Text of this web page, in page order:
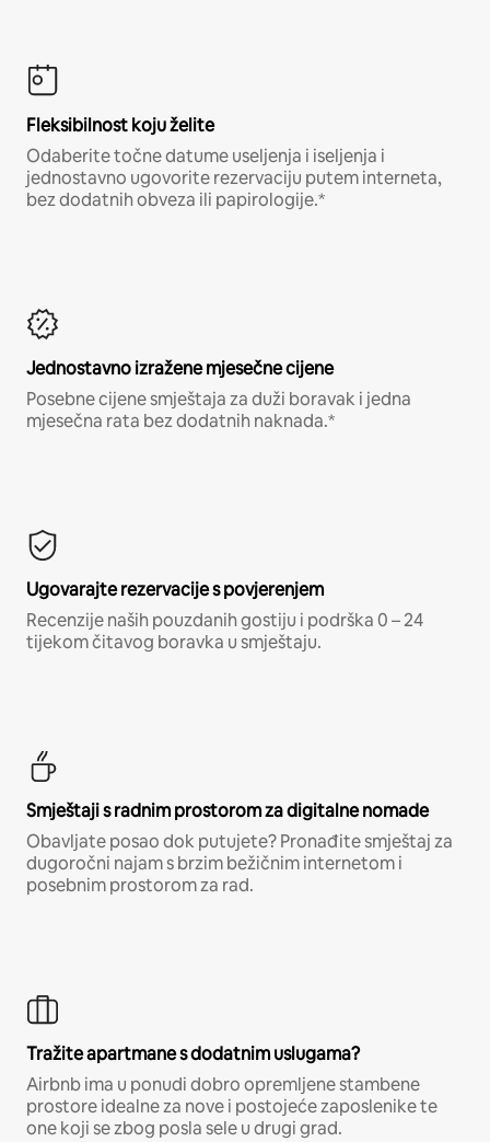
Fleksibilnost koju želite
Odaberite točne datume useljenja i iseljenja i
jednostavno ugovorite rezervaciju putem interneta,
bez dodatnih obveza ili papirologije.*
Jednostavno izražene mjesečne cijene
Posebne cijene smještaja za duži boravak i jedna
mjesečna rata bez dodatnih naknada.*
Ugovarajte rezervacije s povjerenjem
Recenzije naših pouzdanih gostiju i podrška 0 – 24
tijekom čitavog boravka u smještaju.
Smještaji s radnim prostorom za digitalne nomade
Obavljate posao dok putujete? Pronađite smještaj za
dugoročni najam s brzim bežičnim internetom i
posebnim prostorom za rad.
Tražite apartmane s dodatnim uslugama?
Airbnb ima u ponudi dobro opremljene stambene
prostore idealne za nove i postojeće zaposlenike te
one koji se zbog posla sele u drugi grad.